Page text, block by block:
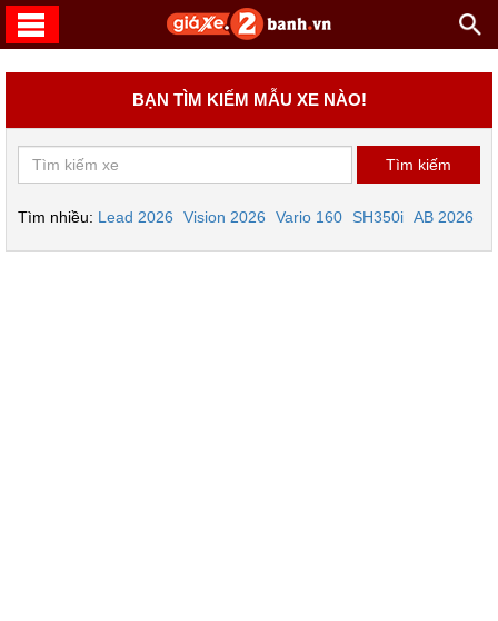
BẠN TÌM KIẾM MẪU XE NÀO!
Tìm nhiều: Lead 2026 Vision 2026 Vario 160 SH350i AB 2026